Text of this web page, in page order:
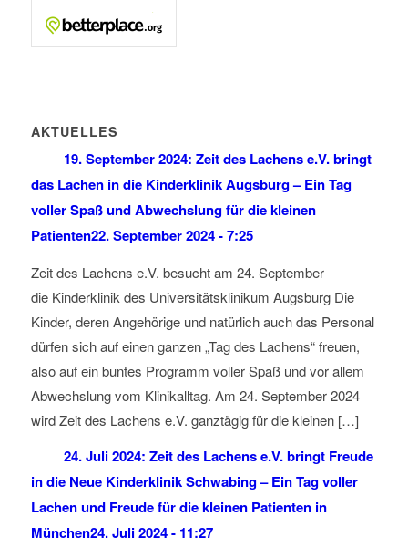
AKTUELLES
19. September 2024: Zeit des Lachens e.V. bringt
das Lachen in die Kinderklinik Augsburg – Ein Tag
voller Spaß und Abwechslung für die kleinen
Patienten22. September 2024 - 7:25
Zeit des Lachens e.V. besucht am 24. September
die Kinderklinik des Universitätsklinikum Augsburg Die
Kinder, deren Angehörige und natürlich auch das Personal
dürfen sich auf einen ganzen „Tag des Lachens“ freuen,
also auf ein buntes Programm voller Spaß und vor allem
Abwechslung vom Klinikalltag. Am 24. September 2024
wird Zeit des Lachens e.V. ganztägig für die kleinen […]
24. Juli 2024: Zeit des Lachens e.V. bringt Freude
in die Neue Kinderklinik Schwabing – Ein Tag voller
Lachen und Freude für die kleinen Patienten in
München24. Juli 2024 - 11:27